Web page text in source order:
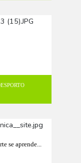
se aprende...